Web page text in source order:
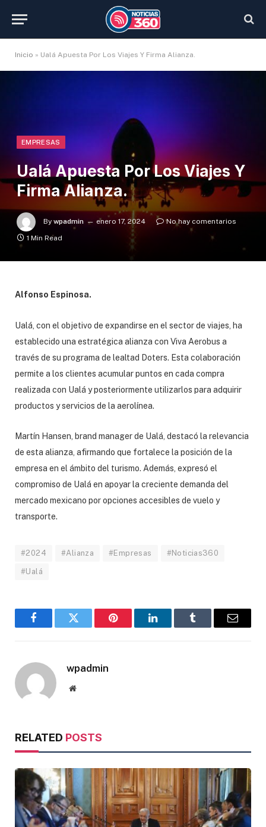
Inicio » Ualá Apuesta Por Los Viajes Y Firma Alianza.
EMPRESAS
Ualá Apuesta Por Los Viajes Y
Firma Alianza.
By wpadmin enero 17, 2024
No hay comentarios
1 Min Read
Alfonso Espinosa.
Ualá, con el objetivo de expandirse en el sector de viajes, ha
establecido una estratégica alianza con Viva Aerobus a
través de su programa de lealtad Doters. Esta colaboración
permite a los clientes acumular puntos en cada compra
realizada con Ualá y posteriormente utilizarlos para adquirir
productos y servicios de la aerolínea.
Martín Hansen, brand manager de Ualá, destacó la relevancia
de esta alianza, afirmando que fortalece la posición de la
empresa en el ámbito del turismo. Además, expresó el
compromiso de Ualá en apoyar la creciente demanda del
mercado mexicano por opciones accesibles de vuelo y
transporte.
#2024 #Alianza #Empresas #Noticias360
#Ualá
FacebookTwitter Pinterest LinkedInTumblr Email
wpadmin
Website
RELATED POSTS